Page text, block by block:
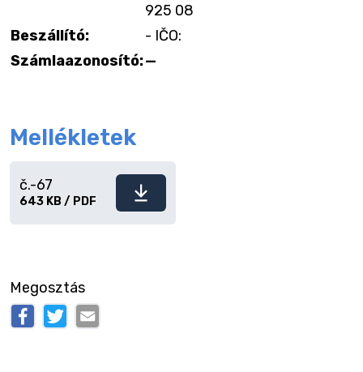
925 08
Beszállító:
- IČO:
Számlaazonosító:—
Mellékletek
Fájl
č.-67
643 KB / PDF
Megosztás